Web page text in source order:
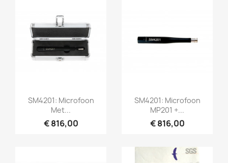
Snel bekijken
SM4201: Microfoon
Met...
€ 816,00
Snel bekijken
SM4201: Microfoon
MP201 +...
€ 816,00